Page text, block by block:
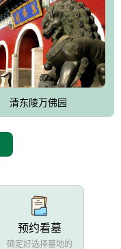
合，充分发挥独一无二
景观、寺庙、酒店等综
元化经营项目相互依
宝塔，墓位容量8万个，
碑设计制作服务、特色
清东陵万佛园
预约看墓
确定好选择墓地的